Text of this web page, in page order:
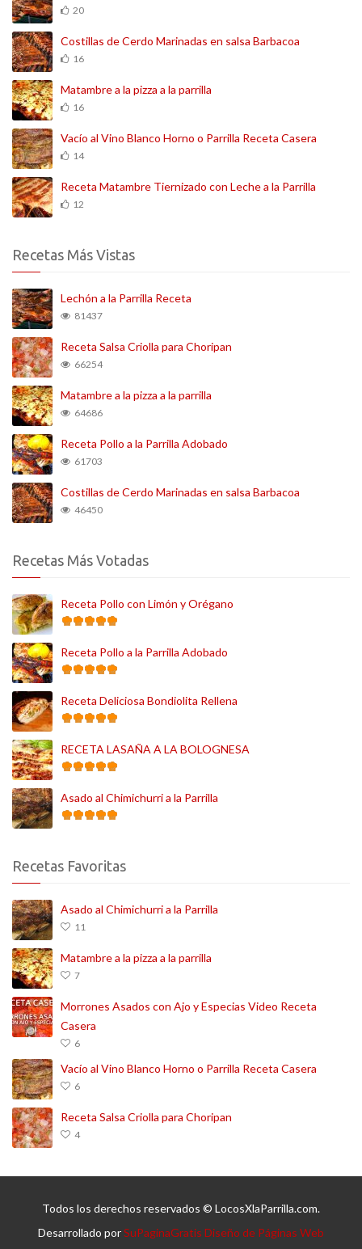
20
Costillas de Cerdo Marinadas en salsa Barbacoa
16
Matambre a la pizza a la parrilla
16
Vacío al Vino Blanco Horno o Parrilla Receta Casera
14
Receta Matambre Tiernizado con Leche a la Parrilla
12
Recetas Más Vistas
Lechón a la Parrilla Receta
81437
Receta Salsa Criolla para Choripan
66254
Matambre a la pizza a la parrilla
64686
Receta Pollo a la Parrilla Adobado
61703
Costillas de Cerdo Marinadas en salsa Barbacoa
46450
Recetas Más Votadas
Receta Pollo con Limón y Orégano
Receta Pollo a la Parrilla Adobado
Receta Deliciosa Bondiolita Rellena
RECETA LASAÑA A LA BOLOGNESA
Asado al Chimichurri a la Parrilla
Recetas Favoritas
Asado al Chimichurri a la Parrilla
11
Matambre a la pizza a la parrilla
7
Morrones Asados con Ajo y Especias Video Receta
Casera
6
Vacío al Vino Blanco Horno o Parrilla Receta Casera
6
Receta Salsa Criolla para Choripan
4
Todos los derechos reservados © LocosXlaParrilla.com.
Desarrollado porSuPaginaGratis Diseño de Páginas Web